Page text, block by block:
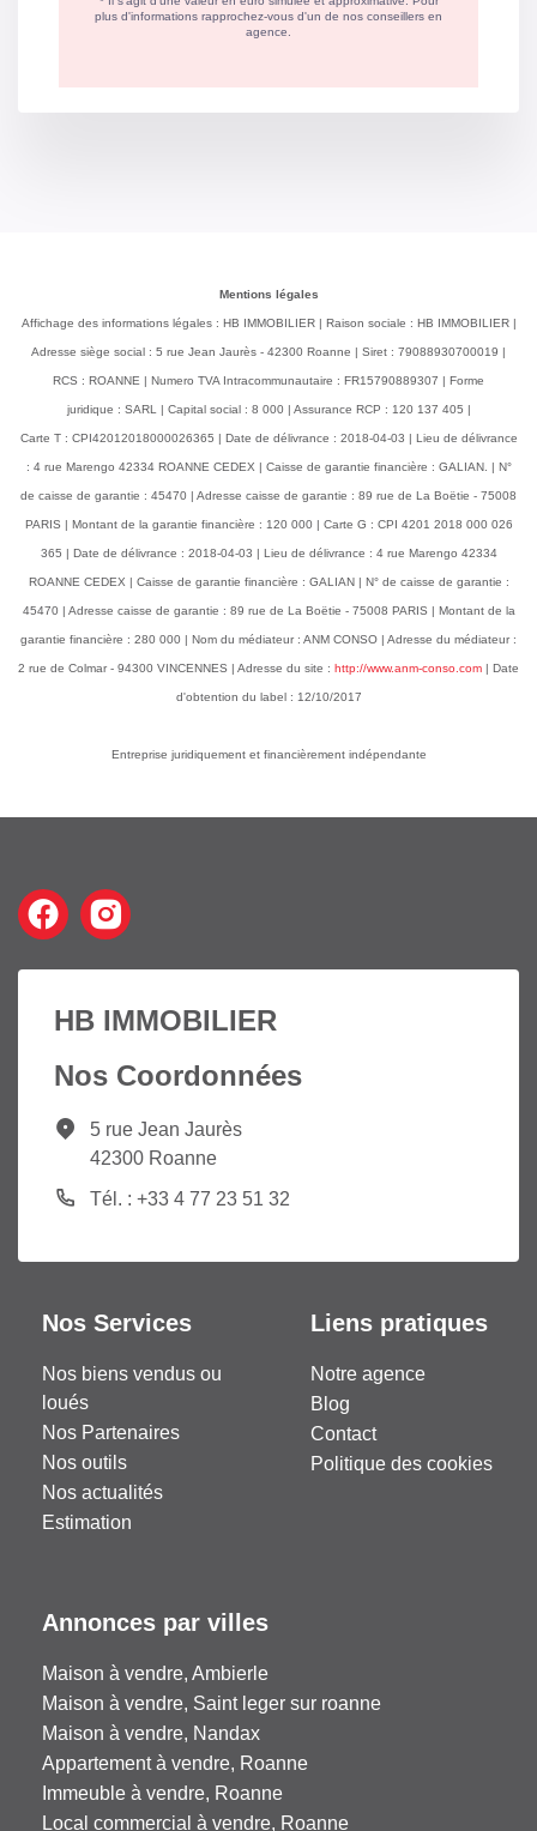
Mentions légales
Affichage des informations légales : HB IMMOBILIER | Raison sociale : HB IMMOBILIER |
Adresse siège social : 5 rue Jean Jaurès - 42300 Roanne | Siret : 79088930700019 |
RCS : ROANNE | Numero TVA Intracommunautaire : FR15790889307 | Forme
juridique : SARL | Capital social : 8 000 | Assurance RCP : 120 137 405 |
Carte T : CPI42012018000026365 | Date de délivrance : 2018-04-03 | Lieu de délivrance
: 4 rue Marengo 42334 ROANNE CEDEX | Caisse de garantie financière : GALIAN. | N°
de caisse de garantie : 45470 | Adresse caisse de garantie : 89 rue de La Boëtie - 75008
PARIS | Montant de la garantie financière : 120 000 | Carte G : CPI 4201 2018 000 026
365 | Date de délivrance : 2018-04-03 | Lieu de délivrance : 4 rue Marengo 42334
ROANNE CEDEX | Caisse de garantie financière : GALIAN | N° de caisse de garantie :
45470 | Adresse caisse de garantie : 89 rue de La Boëtie - 75008 PARIS | Montant de la
garantie financière : 280 000 | Nom du médiateur : ANM CONSO | Adresse du médiateur :
2 rue de Colmar - 94300 VINCENNES | Adresse du site : http://www.anm-conso.com | Date
d'obtention du label : 12/10/2017
Entreprise juridiquement et financièrement indépendante
HB IMMOBILIER
Nos Coordonnées
5 rue Jean Jaurès
42300 Roanne
Tél. : +33 4 77 23 51 32
Nos Services
Nos biens vendus ou
loués
Nos Partenaires
Nos outils
Nos actualités
Estimation
Liens pratiques
Notre agence
Blog
Contact
Politique des cookies
Annonces par villes
Maison à vendre, Ambierle
Maison à vendre, Saint leger sur roanne
Maison à vendre, Nandax
Appartement à vendre, Roanne
Immeuble à vendre, Roanne
Local commercial à vendre, Roanne